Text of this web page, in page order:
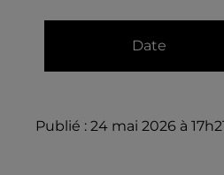
Date
Publié : 24 mai 2026 à